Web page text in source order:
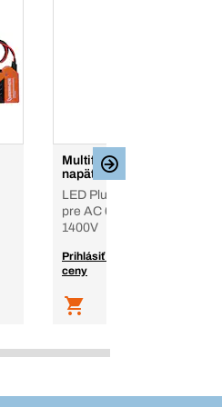
Multifunkčná skúšačka
napätia
LED Plus II, IV, 1000 V,
pre AC 6-1000V, DC 6-
1400V
Prihlásiť sa a zobraziť
ceny